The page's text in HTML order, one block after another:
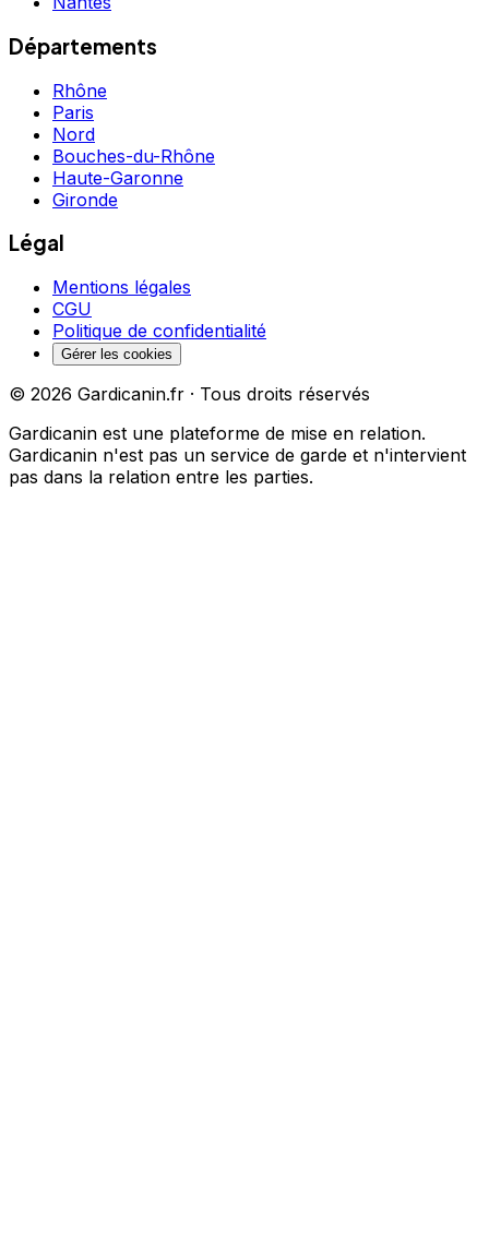
Départements
Rhône
Paris
Nord
Bouches-du-Rhône
Haute-Garonne
Gironde
Légal
Mentions légales
CGU
Politique de confidentialité
Gérer les cookies
© 2026 Gardicanin.fr · Tous droits réservés
Gardicanin est une plateforme de mise en relation.
Gardicanin n'est pas un service de garde et n'intervient
pas dans la relation entre les parties.